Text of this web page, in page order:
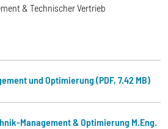
& Technischer Vertrieb
und Optimierung (PDF, 7.42 MB)
Management & Optimierung M.Eng.